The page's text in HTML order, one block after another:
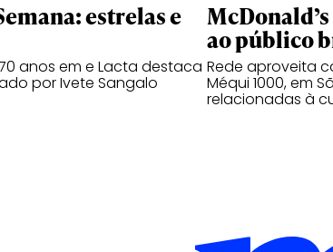
estrelas e
anos em e Lacta destaca
por Ivete Sangalo
ao público
Rede aproveita
Méqui 1000, em
relacionadas à